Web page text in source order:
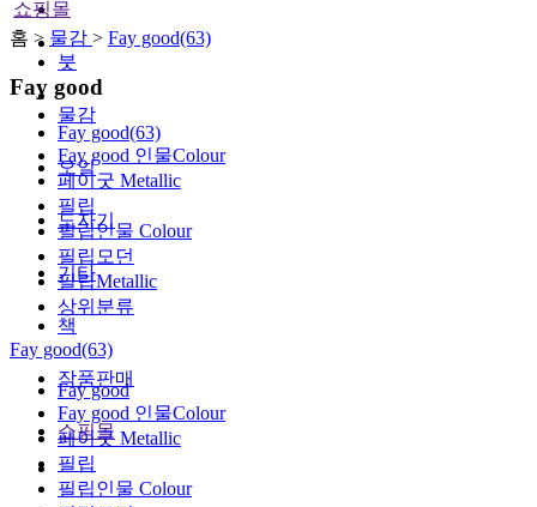
붓
물감
오일
도자기
기타
책
작품판매
쇼핑몰
쇼핑몰
홈 > 물감 > Fay good(63)
Fay good
Fay good(63)
Fay good 인물Colour
페이굿 Metallic
필립
필립인물 Colour
필립모던
필립Metallic
상위분류
Fay good(63)
Fay good
Fay good 인물Colour
페이굿 Metallic
필립
필립인물 Colour